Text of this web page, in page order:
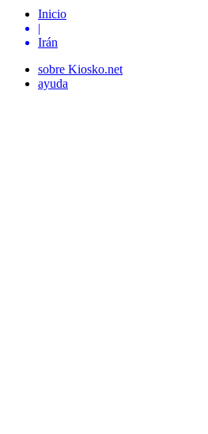
Inicio
|
Irán
sobre Kiosko.net
ayuda